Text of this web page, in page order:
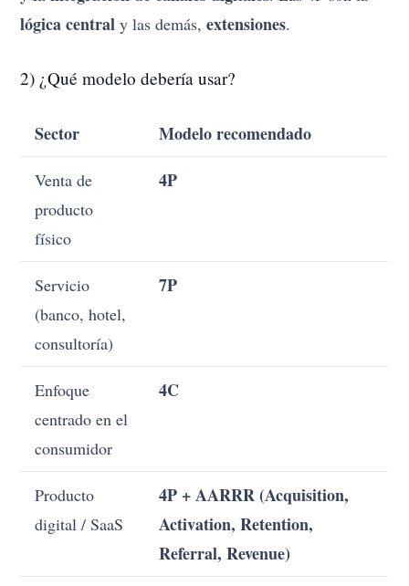
lógica central y las demás,extensiones.
2) ¿Qué modelo debería usar?
Sector Modelo recomendado
Venta de
producto
físico
4P
Servicio
(banco, hotel,
consultoría)
7P
Enfoque
centrado en el
consumidor
4C
Producto
digital / SaaS
4P + AARRR (Acquisition,
Activation, Retention,
Referral, Revenue)